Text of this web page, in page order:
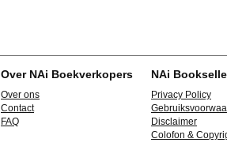
Over NAi Boekverkopers
Over ons
Contact
FAQ
NAi
Privacy Policy
Disclaimer
Colofon &